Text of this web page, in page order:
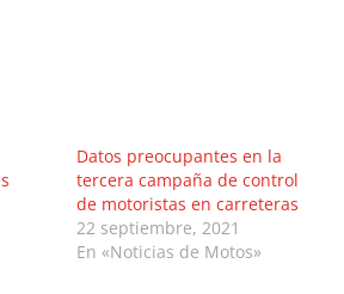
Datos preocupantes en la
tercera campaña de control
de motoristas en carreteras
22 septiembre, 2021
En «Noticias de Motos»